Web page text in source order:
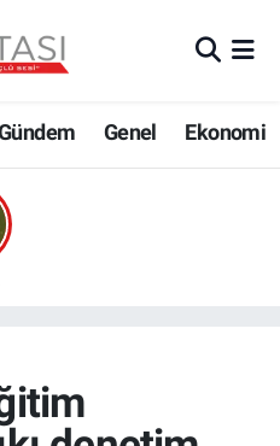
Genel Ekonomi
ve Fikstür